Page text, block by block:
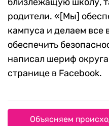
родители. «[Мы]
кампуса и делаем все
обеспечить
написал шериф
странице в Facebook.
Объясняем